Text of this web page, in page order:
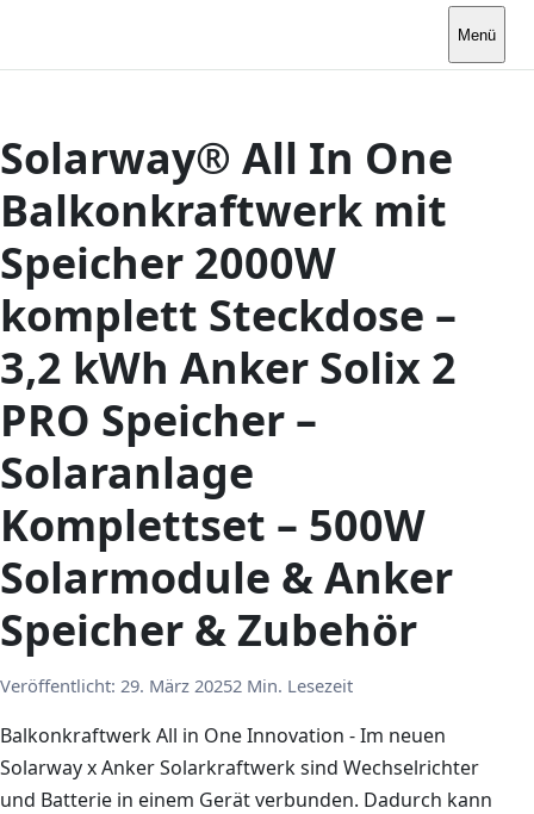
Menü
Solarway® All In One
Balkonkraftwerk mit
Speicher 2000W
komplett Steckdose –
3,2 kWh Anker Solix 2
PRO Speicher –
Solaranlage
Komplettset – 500W
Solarmodule & Anker
Speicher & Zubehör
Veröffentlicht: 29. März 20252 Min. Lesezeit
Balkonkraftwerk All in One Innovation - Im neuen
Solarway x Anker Solarkraftwerk sind Wechselrichter
und Batterie in einem Gerät verbunden. Dadurch kann